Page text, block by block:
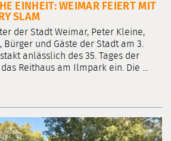
EINHEIT: WEIMAR FEIERT MIT
SLAM
der Stadt Weimar, Peter Kleine,
und Gäste der Stadt am 3.
anlässlich des 35. Tages der
Reithaus am Ilmpark ein. Die ...